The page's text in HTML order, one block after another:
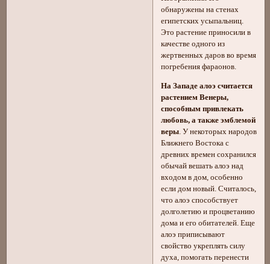
обнаружены на стенах
египетских усыпальниц.
Это растение приносили в
качестве одного из
жертвенных даров во время
погребения фараонов.
На Западе алоэ считается
растением Венеры,
способным привлекать
любовь, а также эмблемой
веры. У некоторых народов
Ближнего Востока с
древних времен сохранился
обычай вешать алоэ над
входом в дом, особенно
если дом новый. Считалось,
что алоэ способствует
долголетию и процветанию
дома и его обитателей. Еще
алоэ приписывают
свойство укреплять силу
духа, помогать перенести